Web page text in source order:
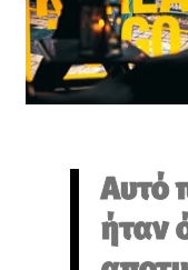
Αυτό
ήταν